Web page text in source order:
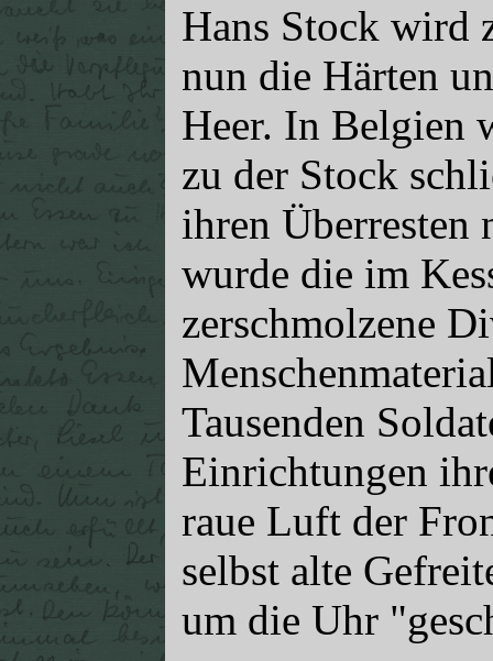
Hans Stock wird
nun die Härten
Heer. In Belgien
zu der Stock
ihren
wurde die im
zerschmolzene
Tausenden
Einrichtungen
raue Luft der
selbst alte
um die Uhr